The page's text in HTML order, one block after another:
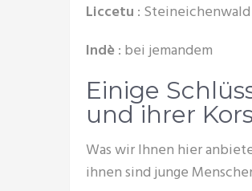
Liccetu : Steineichenwald
Indè: bei jemandem
Einige
und ihrer
Was wir Ihnen hier
ihnen sind junge